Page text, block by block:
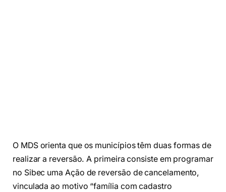
O MDS orienta que os municípios têm duas formas de
realizar a reversão. A primeira consiste em programar
no Sibec uma Ação de reversão de cancelamento,
vinculada ao motivo “família com cadastro